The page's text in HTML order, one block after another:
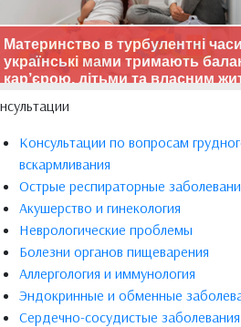
Материнство в турбулентні
українські мами тримають
кар’єрою, дітьми та власним
Консультации по вопросам
вскармливания
Острые респираторные
Акушерство и гинекология
Неврологические проблемы
Болезни органов пищеварения
Аллергология и иммунология
Эндокринные и обменные
Сердечно-сосудистые заболевания